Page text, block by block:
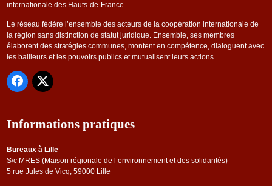
internationale des Hauts-de-France.
Le réseau fédère l’ensemble des acteurs de la coopération internationale de
la région sans distinction de statut juridique. Ensemble, ses membres
élaborent des stratégies communes, montent en compétence, dialoguent avec
les bailleurs et les pouvoirs publics et mutualisent leurs actions.
Informations pratiques
Bureaux à Lille
S/c MRES (Maison régionale de l’environnement et des solidarités)
5 rue Jules de Vicq, 59000 Lille